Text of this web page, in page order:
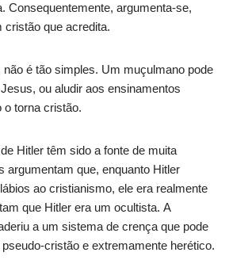
Consequentemente, argumenta-se,
cristão que acredita.
não é tão simples. Um muçulmano pode
ou aludir aos ensinamentos
torna cristão.
Hitler têm sido a fonte de muita
argumentam que, enquanto Hitler
ao cristianismo, ele era realmente
que Hitler era um ocultista. A
a um sistema de crença que pode
cristão e extremamente herético.